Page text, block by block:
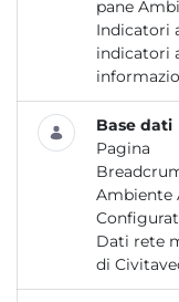
pane
Indicatori
indicatori
Base dati
Pagina
Ambiente
Dati rete
di